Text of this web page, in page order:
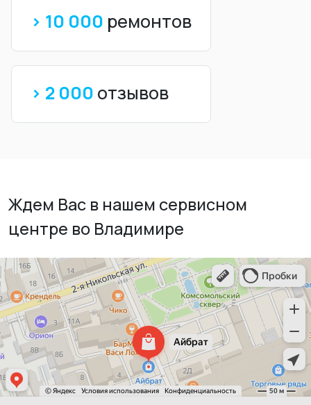
> 10 000 ремонтов
> 2 000 отзывов
Ждем Вас в нашем сервисном
центре во Владимире